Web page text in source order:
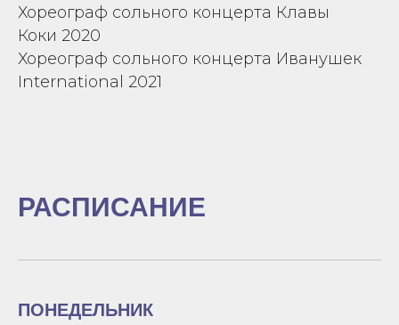
Хореограф сольного концерта Клавы
Коки 2020
Хореограф сольного концерта Иванушек
International 2021
РАСПИСАНИЕ
ПОНЕДЕЛЬНИК